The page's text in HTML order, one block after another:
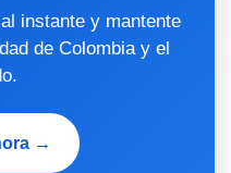
instante y mantente
de Colombia y el
→